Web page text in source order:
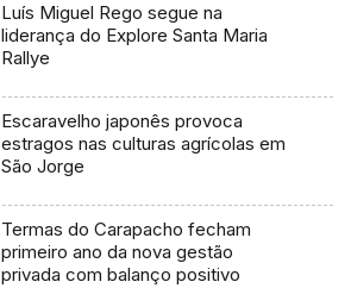
Luís Miguel Rego segue na
liderança do Explore Santa Maria
Rallye
Escaravelho japonês provoca
estragos nas culturas agrícolas em
São Jorge
Termas do Carapacho fecham
primeiro ano da nova gestão
privada com balanço positivo